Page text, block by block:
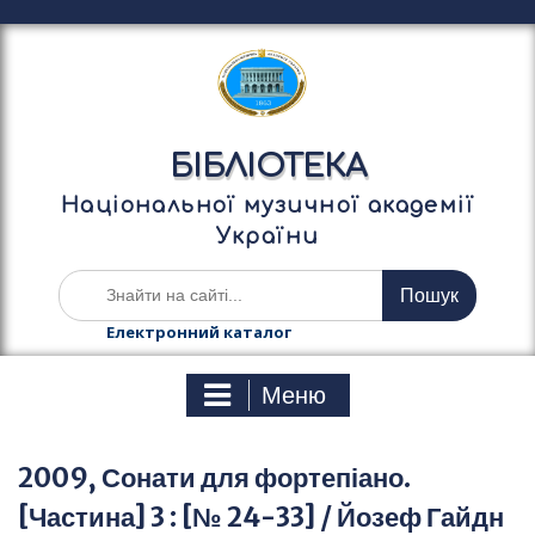
е
у
БІБЛІОТЕКА
Національної музичної академії
України
Ш
у
а
Електронний каталог
Меню
2009, Сонати для фортепіано.
[Частина] 3 : [№ 24-33] / Йозеф Гайдн